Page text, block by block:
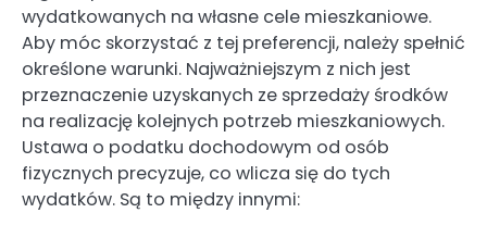
wydatkowanych na własne cele mieszkaniowe.
Aby móc skorzystać z tej preferencji, należy spełnić
określone warunki. Najważniejszym z nich jest
przeznaczenie uzyskanych ze sprzedaży środków
na realizację kolejnych potrzeb mieszkaniowych.
Ustawa o podatku dochodowym od osób
fizycznych precyzuje, co wlicza się do tych
wydatków. Są to między innymi: